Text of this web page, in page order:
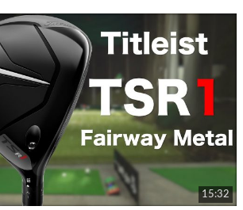
15:32